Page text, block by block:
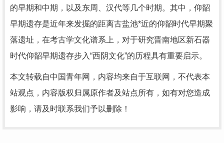
的早期和中期，以及东周、汉代等几个时期。其中，仰韶
早期遗存是近年来发掘的距离古盐池*近的仰韶时代早期聚
落遗址，在考古学文化谱系上，对于研究晋南地区新石器
时代仰韶早期遗存步入“西阴文化”的历程具有重要启示。
本文转载自中国青年网，内容均来自于互联网，不代表本
站观点，内容版权归属原作者及站点所有，如有对您造成
影响，请及时联系我们予以删除！